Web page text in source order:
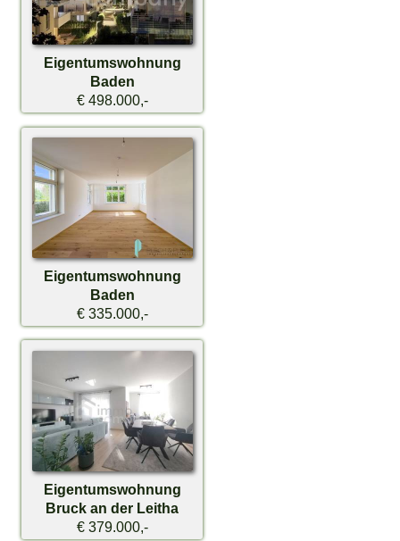
Eigentumswohnung
Baden
€ 498.000,-
Eigentumswohnung
Baden
€ 335.000,-
Eigentumswohnung
Bruck an der Leitha
€ 379.000,-